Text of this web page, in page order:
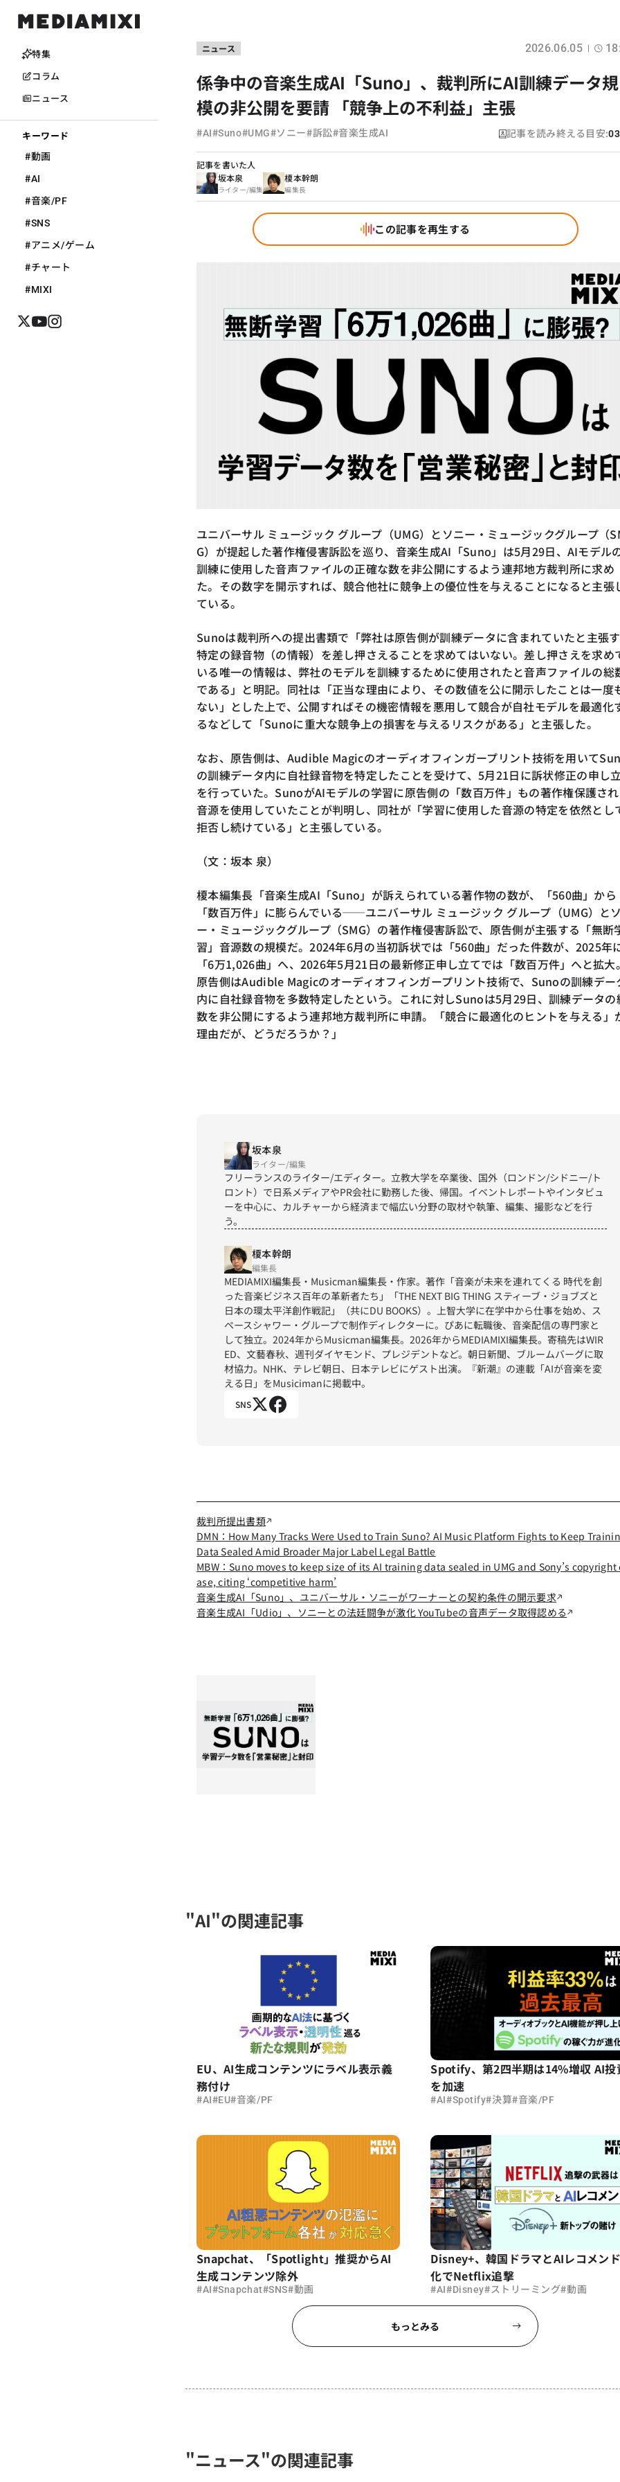
特集
コラム
ニュース
キーワード
#動画
#AI
#音楽/PF
#SNS
#アニメ/ゲーム
#チャート
#MIXI
ニュース 2026.06.05
係争中の音楽生成AI「Suno」、裁判所にAI訓練データ規
模の非公開を要請 「競争上の不利益」主張
#AI#Suno#UMG#ソニー#訴訟#音楽生成AI 記事を読み終える目安:
記事を書いた人
坂本泉
ライター/編集
榎本幹朗
編集長
この記事を再生する
ユニバーサル ミュージック グループ（UMG）とソニー・ミュージックグループ（
G）が提起した著作権侵害訴訟を巡り、音楽生成AI「Suno」は5月29日、AIモデル
訓練に使用した音声ファイルの正確な数を非公開にするよう連邦地方裁判所に求め
た。その数字を開示すれば、競合他社に競争上の優位性を与えることになると主張
ている。
Sunoは裁判所への提出書類で「弊社は原告側が訓練データに含まれていたと主張
特定の録音物（の情報）を差し押さえることを求めてはいない。差し押さえを求め
いる唯一の情報は、弊社のモデルを訓練するために使用されたと音声ファイルの総
である」と明記。同社は「正当な理由により、その数値を公に開示したことは一度
ない」とした上で、公開すればその機密情報を悪用して競合が自社モデルを最適化
るなどして「Sunoに重大な競争上の損害を与えるリスクがある」と主張した。
なお、原告側は、Audible Magicのオーディオフィンガープリント技術を用いて
の訓練データ内に自社録音物を特定したことを受けて、5月21日に訴状修正の申し
を行っていた。SunoがAIモデルの学習に原告側の「数百万件」もの著作権保護さ
音源を使用していたことが判明し、同社が「学習に使用した音源の特定を依然とし
拒否し続けている」と主張している。
（文：坂本 泉）
榎本編集長「音楽生成AI「Suno」が訴えられている著作物の数が、「560曲」から
「数百万件」に膨らんでいる──ユニバーサル ミュージック グループ（UMG）と
ー・ミュージックグループ（SMG）の著作権侵害訴訟で、原告側が主張する「無断
習」音源数の規模だ。2024年6月の当初訴状では「560曲」だった件数が、2025年
「6万1,026曲」へ、2026年5月21日の最新修正申し立てでは「数百万件」へと拡大
原告側はAudible Magicのオーディオフィンガープリント技術で、Sunoの訓練デー
内に自社録音物を多数特定したという。これに対しSunoは5月29日、訓練データの
数を非公開にするよう連邦地方裁判所に申請。「競合に最適化のヒントを与える」
理由だが、どうだろうか？」
坂本泉
ライター/編集
フリーランスのライター/エディター。立教大学を卒業後、国外（ロンドン/シドニー/ト
ロント）で日系メディアやPR会社に勤務した後、帰国。イベントレポートやインタビュ
ーを中心に、カルチャーから経済まで幅広い分野の取材や執筆、編集、撮影などを行
う。
榎本幹朗
編集長
MEDIAMIXI編集長・Musicman編集長・作家。著作「音楽が未来を連れてくる 時代を創
った音楽ビジネス百年の革新者たち」「THE NEXT BIG THING スティーブ・ジョブズと
日本の環太平洋創作戦記」（共にDU BOOKS）。上智大学に在学中から仕事を始め、ス
ペースシャワー・グループで制作ディレクターに。ぴあに転職後、音楽配信の専門家と
して独立。2024年からMusicman編集長。2026年からMEDIAMIXI編集長。寄稿先はWIR
ED、文藝春秋、週刊ダイヤモンド、プレジデントなど。朝日新聞、ブルームバーグに取
材協力。NHK、テレビ朝日、日本テレビにゲスト出演。『新潮』の連載「AIが音楽を変
える日」をMusicimanに掲載中。
SNS
裁判所提出書類
DMN：How Many Tracks Were Used to Train Suno? AI Music Platform Fights to Keep
Data Sealed Amid Broader Major Label Legal Battle
MBW：Suno moves to keep size of its AI training data sealed in UMG and Sony’s copyright
ase, citing ‘competitive harm’
音楽生成AI「Suno」、ユニバーサル・ソニーがワーナーとの契約条件の開示要求
音楽生成AI「Udio」、ソニーとの法廷闘争が激化 YouTubeの音声データ取得認める
"AI"の関連記事
EU、AI生成コンテンツにラベル表示義
務付け
#AI#EU#音楽/PF
Spotify、第2四半期は14%増収 AI投
を加速
#AI#Spotify#決算#音楽/PF
Snapchat、「Spotlight」推奨からAI
生成コンテンツ除外
#AI#Snapchat#SNS#動画
Disney+、韓国ドラマとAIレコメン
化でNetflix追撃
#AI#Disney#ストリーミング#動画
もっとみる
"ニュース"の関連記事